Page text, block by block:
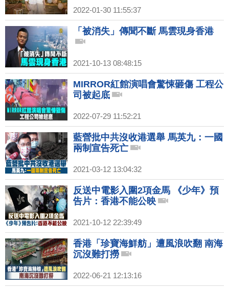
2022-01-30 11:55:37
「被消失」傳聞不斷 馬雲現身香港
2021-10-13 08:48:15
MIRROR紅館演唱會驚悚砸傷 工程公
司被起底
2022-07-29 11:52:21
藍營批中共沒收港選舉 馬英九：一國
兩制宣告死亡
2021-03-12 13:04:32
反送中電影入圍2項金馬 《少年》預
告片：香港不能公映
2021-10-12 22:39:49
香港「珍寶海鮮舫」遭風浪吹翻 南海
沉沒難打撈
2022-06-21 12:13:16